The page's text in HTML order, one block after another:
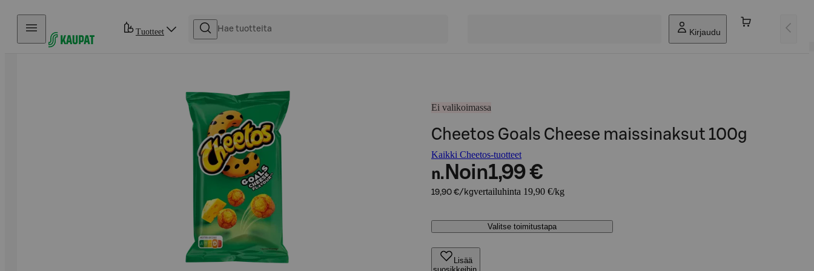
Hyppää sisältöön
Tuotteet Kirjaudu
Ei valikoimassa
Cheetos Goals Cheese maissinaksut 100g
Kaikki Cheetos-tuotteet
n. Noin1,99 €
19,90 €/kgvertailuhinta 19,90 €/kg
Valitse toimitustapa
Lisää